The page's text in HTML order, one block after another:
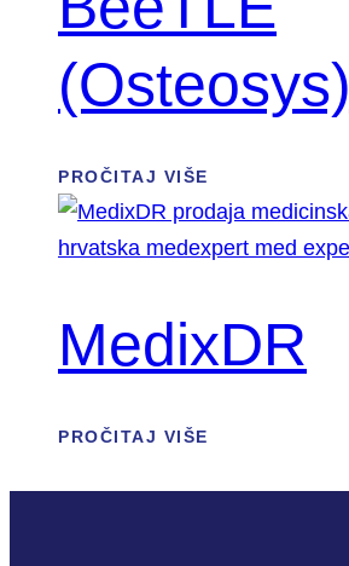
(Osteosys)
PROČITAJ VIŠE
MedixDR
PROČITAJ VIŠE